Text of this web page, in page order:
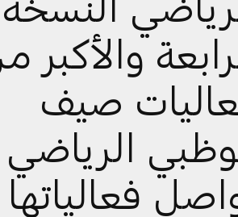
والأكبر
صيف
الرياضي
فعالياتها